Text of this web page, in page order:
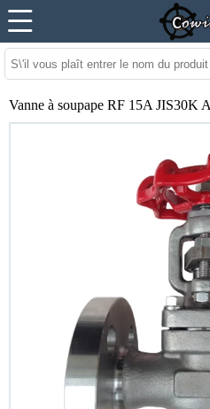
Vanne à soupape RF 15A JIS30K